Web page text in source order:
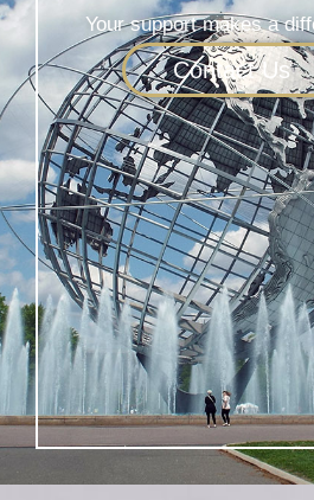
Your support makes a
Contact Us